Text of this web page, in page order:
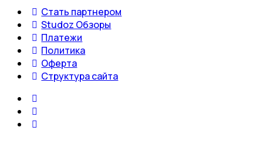
Стать партнером
Studoz Обзоры
Платежи
Политика
Оферта
Структура сайта